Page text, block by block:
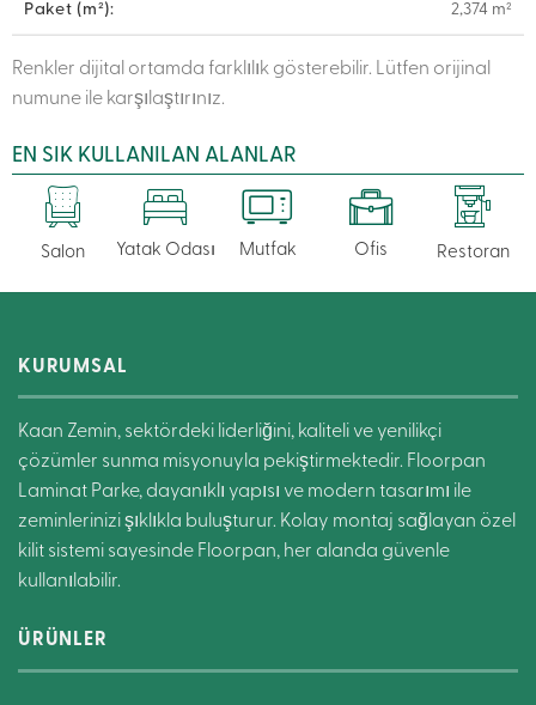
Paket (m²): 2,374 m²
Renkler dijital ortamda farklılık gösterebilir. Lütfen orijinal
numune ile karşılaştırınız.
EN SIK KULLANILAN ALANLAR
Salon Yatak Odası Mutfak Ofis Restoran
KURUMSAL
Kaan Zemin, sektördeki liderliğini, kaliteli ve yenilikçi
çözümler sunma misyonuyla pekiştirmektedir. Floorpan
Laminat Parke, dayanıklı yapısı ve modern tasarımı ile
zeminlerinizi şıklıkla buluşturur. Kolay montaj sağlayan özel
kilit sistemi sayesinde Floorpan, her alanda güvenle
kullanılabilir.
ÜRÜNLER